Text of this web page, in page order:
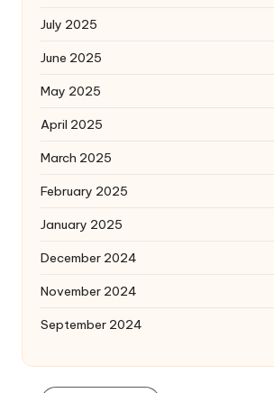
July 2025
June 2025
May 2025
April 2025
March 2025
February 2025
January 2025
December 2024
November 2024
September 2024